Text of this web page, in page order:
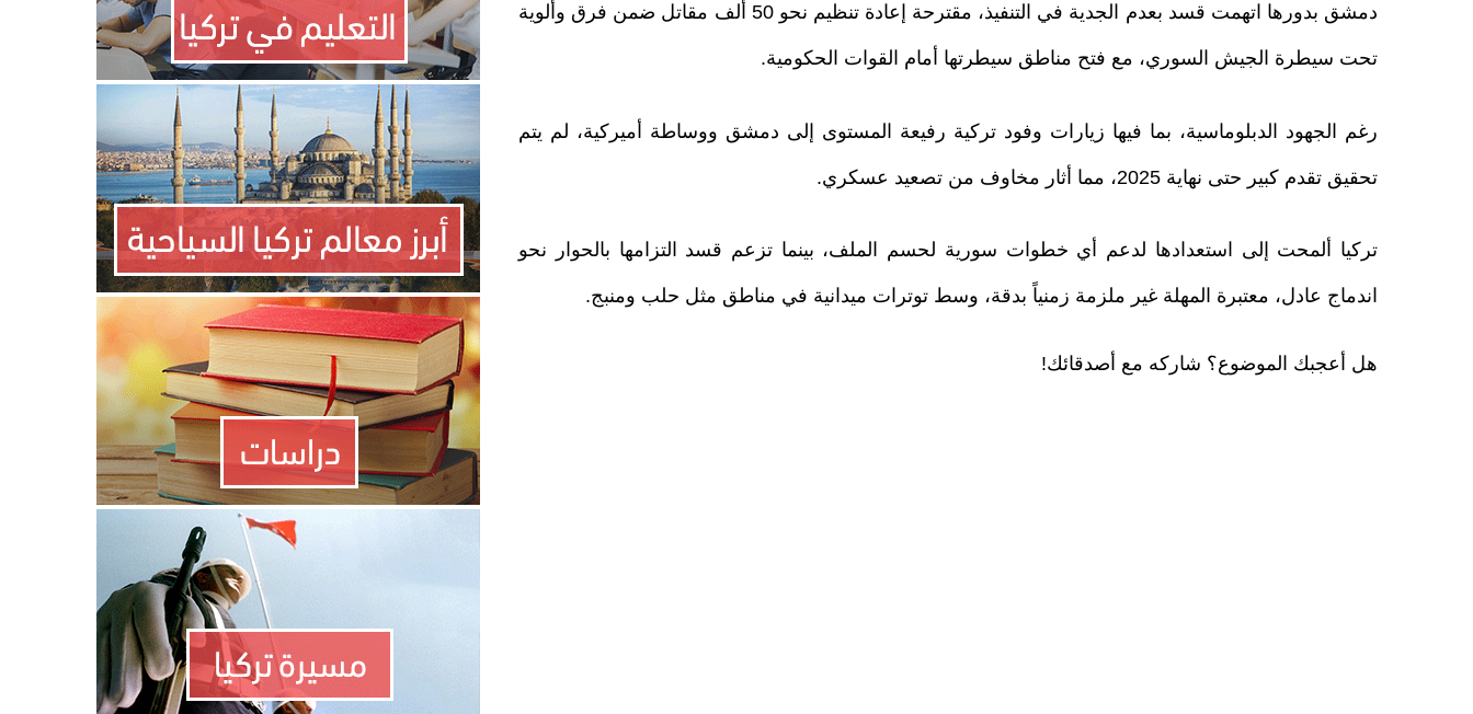
دمشق بدورها اتهمت قسد بعدم الجدية في التنفيذ، مقترحة إعادة تنظيم نحو 50 ألف مقاتل ضمن فرق وألوية
تحت سيطرة الجيش السوري، مع فتح مناطق سيطرتها أمام القوات الحكومية.
رغم الجهود الدبلوماسية، بما فيها زيارات وفود تركية رفيعة المستوى إلى دمشق ووساطة أميركية، لم يتم
تحقيق تقدم كبير حتى نهاية 2025، مما أثار مخاوف من تصعيد عسكري.
تركيا ألمحت إلى استعدادها لدعم أي خطوات سورية لحسم الملف، بينما تزعم قسد التزامها بالحوار نحو
اندماج عادل، معتبرة المهلة غير ملزمة زمنياً بدقة، وسط توترات ميدانية في مناطق مثل حلب ومنبج.
هل أعجبك الموضوع؟ شاركه مع أصدقائك!